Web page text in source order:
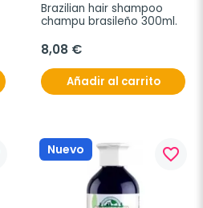
Brazilian hair shampoo
champu brasileño 300ml.
8,08 €
Añadir al carrito
Nuevo favorite_border